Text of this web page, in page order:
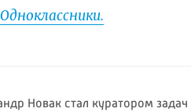
Одноклассники.
Новак стал куратором